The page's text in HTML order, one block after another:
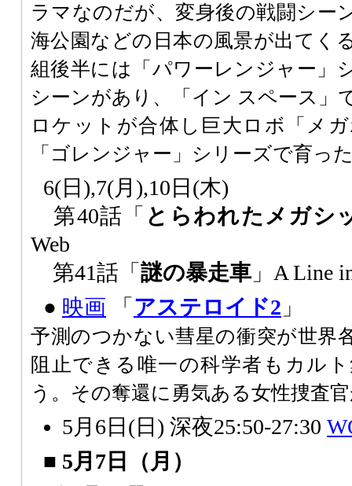
ラマなのだが、変身後の戦闘シー
海公園などの日本の風景が出てく
組後半には「パワーレンジャー」
シーンがあり、「イン スペース」
ロケットが合体し巨大ロボ「メ
「ゴレンジャー」シリーズで育っ
6(日),7(月),10日(木)
第40話「 とらわれたメガシ
Web
第41話「 謎の暴走車 」A Line
● 映画 「 アステロイド2 」
予測のつかない彗星の衝突が世界
阻止できる唯一の科学者もカル
う。その奪還に勇気ある女性捜査
5月6日(日) 深夜25:50-27:30
■ 5月7日（月）